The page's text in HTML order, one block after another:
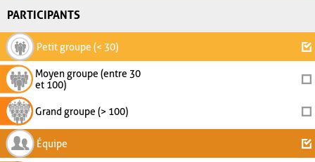
PARTICIPANTS
Petit groupe (< 30)
Moyen groupe (entre 30
et 100)
Grand groupe (> 100)
Équipe